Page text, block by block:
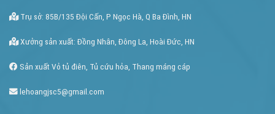
Trụ sở: 85B/135 Đội Cấn, P Ngọc Hà, Q Ba Đình, HN
Xưởng sản xuất: Đồng Nhân, Đông La, Hoài Đức, HN
Sản xuất Vỏ tủ điên, Tủ cứu hỏa, Thang máng cáp
lehoangjsc5@gmail.com